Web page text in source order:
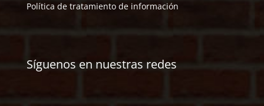
Política de tratamiento de información
Síguenos en nuestras redes